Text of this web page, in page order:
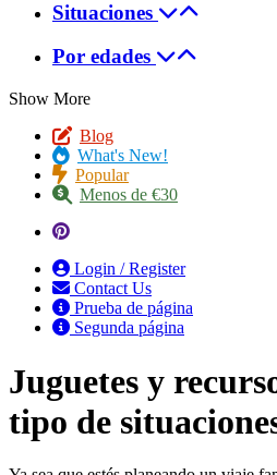
Situaciones
Por edades
Show More
Blog
What's New!
Popular
Menos de €30
Login / Register
Contact Us
Prueba de página
Segunda página
Juguetes y
tipo de